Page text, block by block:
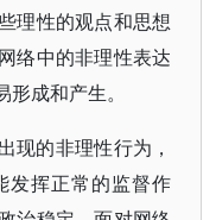
理性的观点和思想
络中的非理性表达
成和产生。
现的非理性行为，
发挥正常的监督作